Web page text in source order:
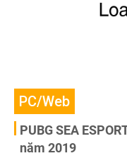
PC/Web
PUBG SEA
năm 2019